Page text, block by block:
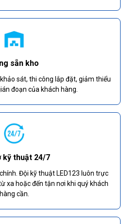
sẵn kho
sát, thi công lắp đặt, giảm thiểu
đoạn của khách hàng.
kỹ thuật 24/7
Đội kỹ thuật LED123 luôn trực
xa hoặc đến tận nơi khi quý khách
hàng cần.